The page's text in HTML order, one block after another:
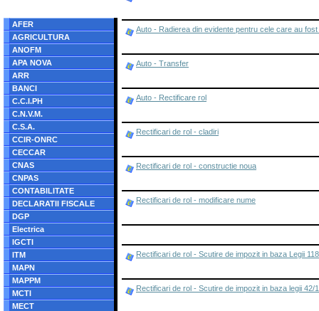
/home/eformulare.ro/public_html/navigare/stanga.php
AFER
AGRICULTURA
ANOFM
APA NOVA
ARR
BANCI
C.C.I.PH
C.N.V.M.
C.S.A.
CCIR-ONRC
CECCAR
CNAS
CNPAS
CONTABILITATE
DECLARATII FISCALE
DGP
Electrica
IGCTI
ITM
MAPN
MAPPM
MCTI
MECT
Auto - Radierea din evidente pentru cele care au
Auto - Transfer
Auto - Rectificare rol
Rectificari de rol - cladiri
Rectificari de rol - constructie noua
Rectificari de rol - modificare nume
Rectificari de rol - Scutire de impozit in baza Legii
Rectificari de rol - Scutire de impozit in baza legii 42/